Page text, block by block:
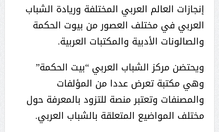
إنجازات العالم العربي المختلفة وريادة الشباب
العربي في مختلف العصور من بيوت الحكمة
والصالونات الأدبية والمكتبات العربية.
ويحتضن مركز الشباب العربي “بيت الحكمة”
وهي مكتبة تعرض عددا من المؤلفات
والمصنفات وتعتبر منصة للتزود بالمعرفة حول
مختلف المواضيع المتعلقة بالشباب العربي.